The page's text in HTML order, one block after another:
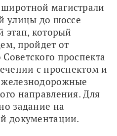
магистрали
улицы до шоссе
этап, который
пройдет от
проспекта
с проспектом и
направления. Для
задание на
документации.